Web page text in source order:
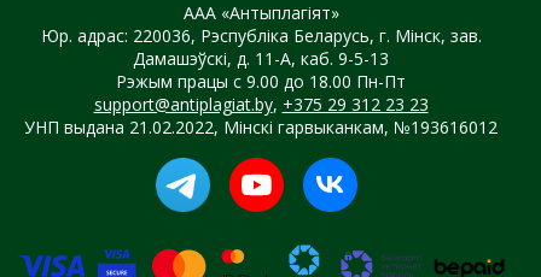
ААА «Антыплагіят»
Юр. адрас: 220036, Рэспубліка Беларусь, г. Мінск, зав.
Дамашэўскі, д. 11-А, каб. 9-5-13
Рэжым працы с 9.00 до 18.00 Пн-Пт
support@antiplagiat.by, +375 29 312 23 23
УНП выдана 21.02.2022, Мінскі гарвыканкам, №193616012